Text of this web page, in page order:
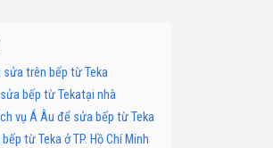
sửa trên bếp từ Teka
bếp từ Tekatại nhà
vụ Á Âu để sửa bếp từ Teka
từ Teka ở TP. Hồ Chí Minh